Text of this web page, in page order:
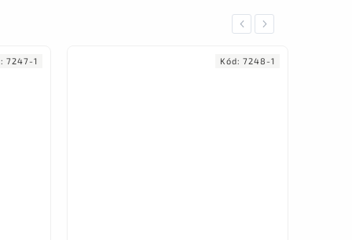
Previous
7247-1 Kód: 7248-1
Next